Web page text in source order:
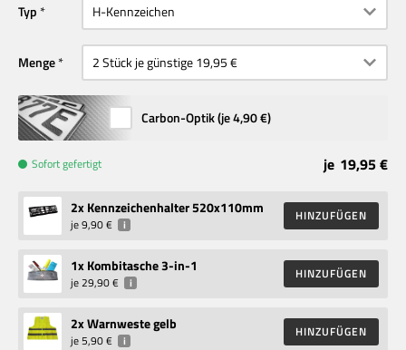
Typ
Menge
Carbon-Optik (je4,90 €)
Sofort gefertigt je 19,95 €
2x Kennzeichenhalter 520x110mm
je9,90 € i
HINZUFÜGEN
1x Kombitasche 3-in-1
je29,90 € i
HINZUFÜGEN
2x Warnweste gelb
je5,90 € i
HINZUFÜGEN